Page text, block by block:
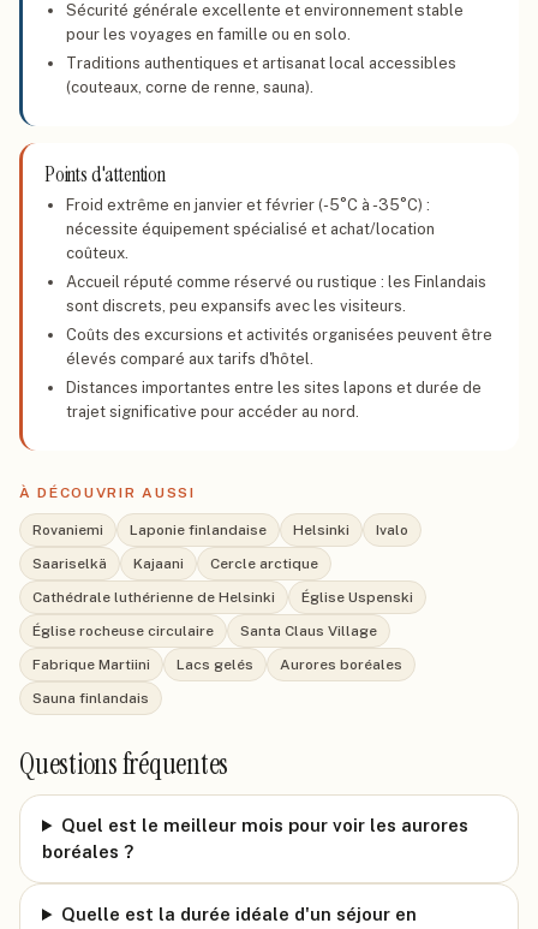
Sécurité générale excellente et environnement stable
pour les voyages en famille ou en solo.
Traditions authentiques et artisanat local accessibles
(couteaux, corne de renne, sauna).
Points d'attention
Froid extrême en janvier et février (-5°C à -35°C) :
nécessite équipement spécialisé et achat/location
coûteux.
Accueil réputé comme réservé ou rustique : les Finlandais
sont discrets, peu expansifs avec les visiteurs.
Coûts des excursions et activités organisées peuvent être
élevés comparé aux tarifs d'hôtel.
Distances importantes entre les sites lapons et durée de
trajet significative pour accéder au nord.
À DÉCOUVRIR AUSSI
Rovaniemi Laponie finlandaise Helsinki
Ivalo
Saariselkä
Kajaani
Cercle arctique
Cathédrale luthérienne de Helsinki
Église Uspenski
Église rocheuse circulaire
Santa Claus Village
Fabrique Martiini
Lacs gelés
Aurores boréales
Sauna finlandais
Questions fréquentes
Quel est le meilleur mois pour voir les aurores
boréales ?
Quelle est la durée idéale d'un séjour en